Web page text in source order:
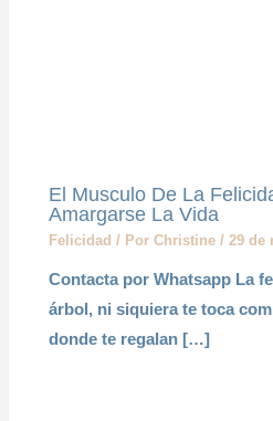
El Musculo De La
Amargarse La Vida
Felicidad / PorChristine/29 de
Contacta por Whatsapp La
árbol, ni siquiera te toca
donde te regalan […]